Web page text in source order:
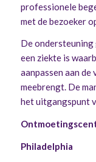
professionele
met de bezoeker
De ondersteuning
een ziekte is
aanpassen aan de
meebrengt. De
het uitgangspunt
Philadelphia